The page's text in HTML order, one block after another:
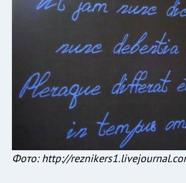
Фото:http://